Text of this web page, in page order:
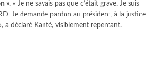
». « Je ne savais pas que c’était grave. Je suis
Je demande pardon au président, à la justice
a déclaré Kanté, visiblement repentant.